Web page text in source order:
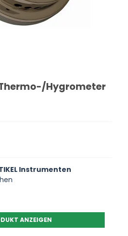
Thermo-/Hygrometer
Instrumenten
ANZEIGEN